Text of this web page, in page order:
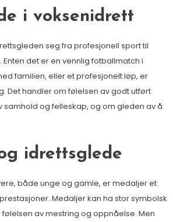
i voksenidrett
seg fra profesjonell sport til
det er en vennlig fotballmatch i
familien, eller et profesjonelt løp, er
Det handler om følelsen av godt utført
samhold og felleskap, og om gleden av å
idrettsglede
både unge og gamle, er medaljer et
Medaljer kan ha stor symbolsk
av mestring og oppnåelse. Men